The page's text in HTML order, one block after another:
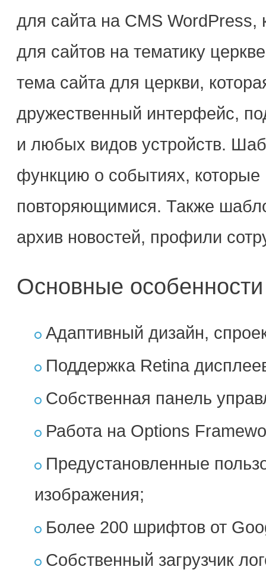
для сайта на CMS
для сайтов на тематику
тема сайта для церкви,
дружественный интерфейс,
и любых видов устройств.
функцию о событиях, которые
повторяющимися. Также
архив новостей, профили
Основные
Адаптивный дизайн,
Поддержка Retina
Собственная панель
Работа на Options
Предустановленные
изображения;
Более 200 шрифтов от
Собственный загрузчик